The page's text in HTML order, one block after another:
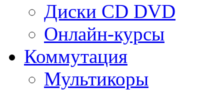
Диски CD DVD
Онлайн-курсы
Коммутация
Мультикоры